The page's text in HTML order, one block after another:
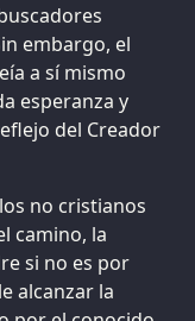
embargo, el
a sí mismo
esperanza y
del Creador
no cristianos
camino, la
si no es por
alcanzar la